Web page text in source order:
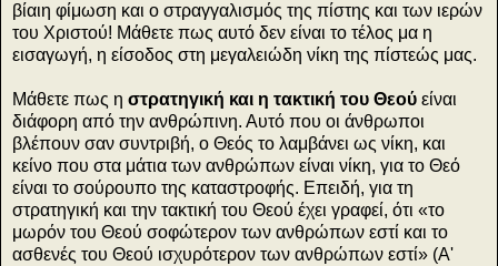
βίαιη φίμωση και ο στραγγαλισμός της πίστης και των ιερών
του Χριστού! Μάθετε πως αυτό δεν είναι το τέλος μα η
εισαγωγή, η είσοδος στη μεγαλειώδη νίκη της πίστεώς μας.
Μάθετε πως η στρατηγική και η τακτική του Θεού είναι
διάφορη από την ανθρώπινη. Αυτό που οι άνθρωποι
βλέπουν σαν συντριβή, ο Θεός το λαμβάνει ως νίκη, και
κείνο που στα μάτια των ανθρώπων είναι νίκη, για το Θεό
είναι το σούρουπο της καταστροφής. Επειδή, για τη
στρατηγική και την τακτική του Θεού έχει γραφεί, ότι «το
μωρόν του Θεού σοφώτερον των ανθρώπων εστί και το
ασθενές του Θεού ισχυρότερον των ανθρώπων εστί» (Α'